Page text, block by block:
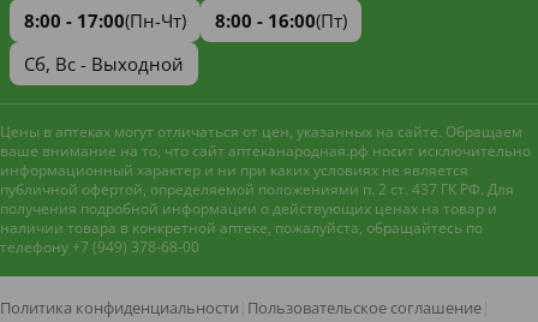
8:00 - 17:00(Пн-Чт) 8:00 - 16:00(Пт)
Сб, Вс - Выходной
Цены в аптеках могут отличаться от цен, указанных на сайте. Обращаем
ваше внимание на то, что сайт аптеканародная.рф носит исключительно
информационный характер и ни при каких условиях не является
публичной офертой, определяемой положениями п. 2 ст. 437 ГК РФ. Для
получения подробной информации о действующих ценах на товар и
наличии товара в конкретной аптеке, пожалуйста, обращайтесь по
телефону +7 (949) 378-68-00
Политика конфиденциальности Пользовательское соглашение
Наш сайт использует файлы
улучшения работы и анализа